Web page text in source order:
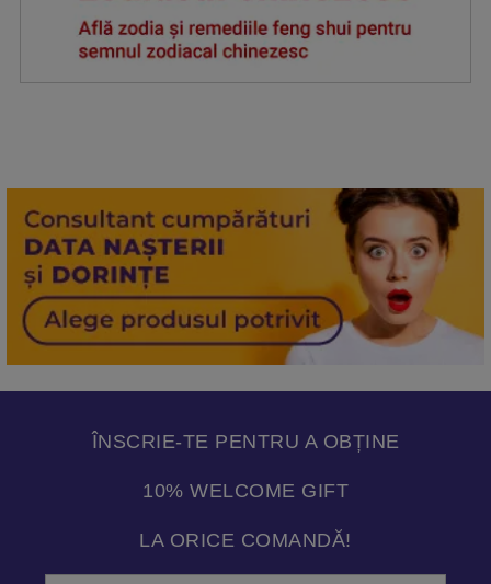
ÎNSCRIE-TE PENTRU A OBȚINE
10% WELCOME GIFT
LA ORICE COMANDĂ!